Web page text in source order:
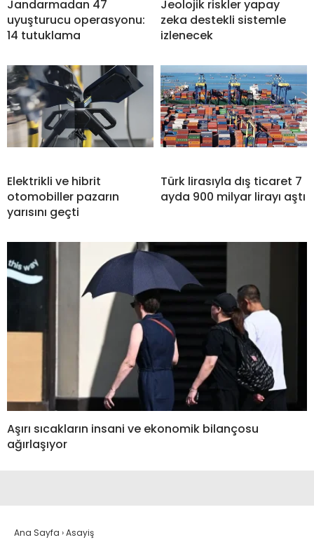
Jandarmadan 47
uyuşturucu operasyonu:
14 tutuklama
Jeolojik riskler yapay
zeka destekli sistemle
izlenecek
Elektrikli ve hibrit
otomobiller pazarın
yarısını geçti
Türk lirasıyla dış ticaret 7
ayda 900 milyar lirayı aştı
Aşırı sıcakların insani ve ekonomik bilançosu
ağırlaşıyor
Ana Sayfa ›Asayiş